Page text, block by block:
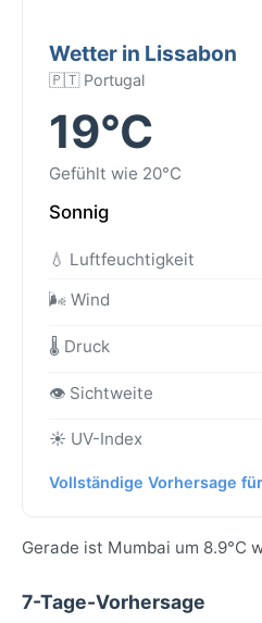
Wetter in Lissabon
🇵🇹 Portugal
19°C
Gefühlt wie 20°C
Sonnig
💧 Luftfeuchtigkeit
🌬️ Wind
🌡️ Druck
👁️ Sichtweite
☀️ UV-Index
Vollständige Vorhersage
Gerade ist Mumbai um 8.9°C
7-Tage-Vorhersage